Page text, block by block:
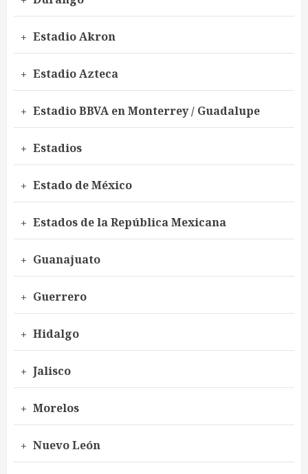
Estadio Akron
Estadio Azteca
Estadio BBVA en Monterrey / Guadalupe
Estadios
Estado de México
Estados de la República Mexicana
Guanajuato
Guerrero
Hidalgo
Jalisco
Morelos
Nuevo León